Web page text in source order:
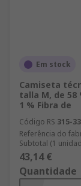
Em stock
Camiseta
talla M, de 58
1 % Fibra de
Código RS 315-
Referência do
Subtotal (1
43,14 €
Quantidade